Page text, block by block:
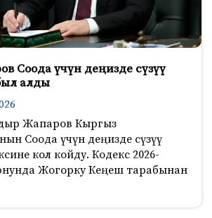
Соода үчүн деңизде сүзүү
алды
Жапаров Кыргыз
Соода үчүн деңизде сүзүү
кол койду. Кодекс 2026-
Жогорку Кеңеш тарабынан